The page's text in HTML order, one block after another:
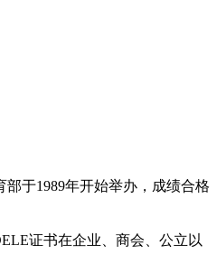
部于1989年开始举办，成绩合格
证书在企业、商会、公立以